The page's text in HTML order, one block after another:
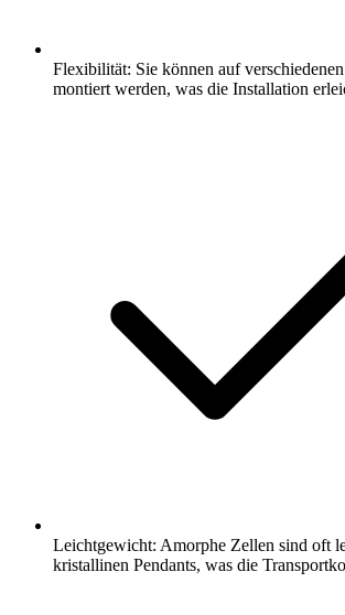
Flexibilität: Sie können auf
montiert werden, was die Installation
Leichtgewicht: Amorphe Zellen sind oft
kristallinen Pendants, was die